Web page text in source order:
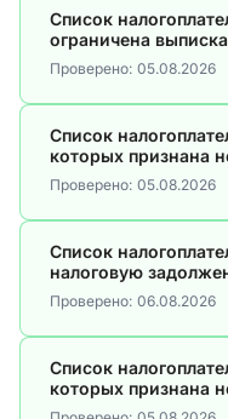
Список
ограничена
Проверено: 05.08.2026
Список
которых признана
Проверено: 05.08.2026
Список
налоговую
Проверено: 06.08.2026
Список
которых признана